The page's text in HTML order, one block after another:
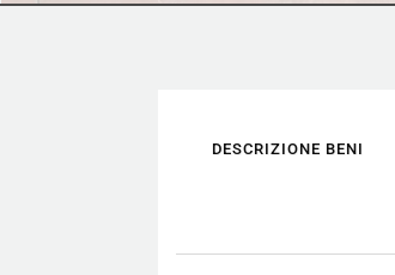
DESCRIZIONE BENI